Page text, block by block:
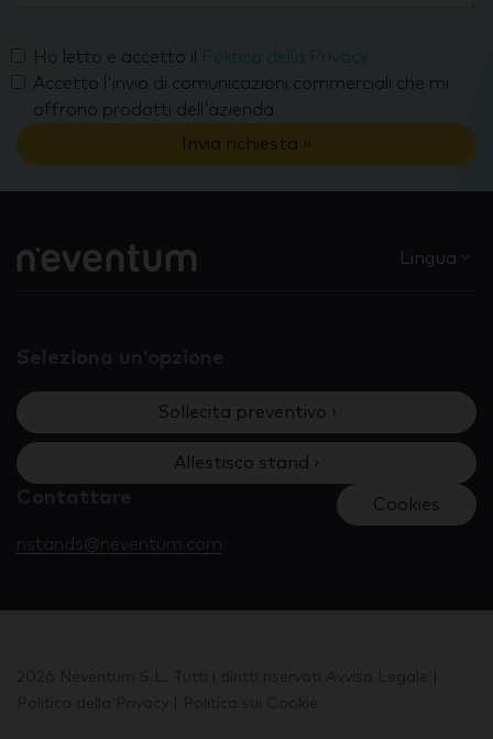
Ho letto e accetto il Politica della Privacy
Accetto l'invio di comunicazioni commerciali che mi
offrono prodotti dell'azienda.
Invia richiesta »
Lingua
Sollecita preventivo ›
Allestisco stand ›
nstands@neventum.com
Cookies